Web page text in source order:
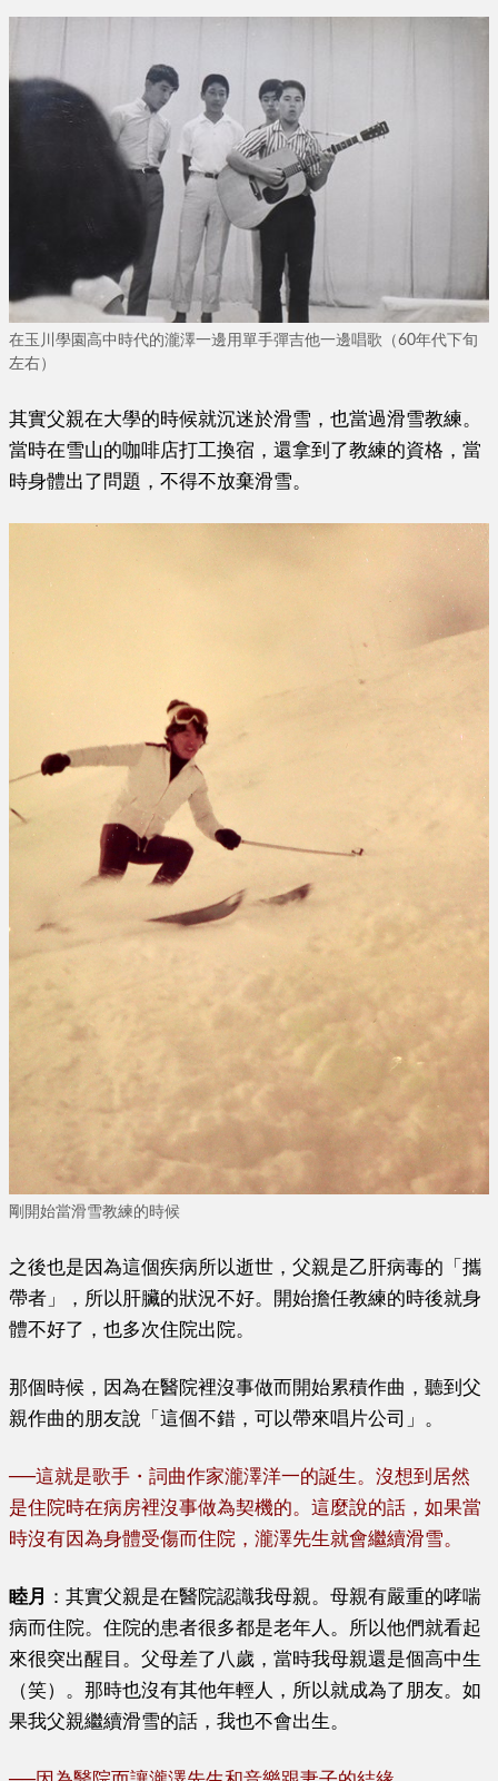
在玉川學園高中時代的瀧澤一邊用單手彈吉他一邊唱歌（60年代下旬
左右）
其實父親在大學的時候就沉迷於滑雪，也當過滑雪教練。
當時在雪山的咖啡店打工換宿，還拿到了教練的資格，當
時身體出了問題，不得不放棄滑雪。
剛開始當滑雪教練的時候
之後也是因為這個疾病所以逝世，父親是乙肝病毒的「攜
帶者」，所以肝臟的狀況不好。開始擔任教練的時後就身
體不好了，也多次住院出院。
那個時候，因為在醫院裡沒事做而開始累積作曲，聽到父
親作曲的朋友說「這個不錯，可以帶來唱片公司」。
──這就是歌手 ・詞曲作家瀧澤洋一的誕生。沒想到居然
是住院時在病房裡沒事做為契機的。這麼說的話，如果當
時沒有因為身體受傷而住院，瀧澤先生就會繼續滑雪。
睦月
：其實父親是在醫院認識我母親。母親有嚴重的哮喘
病而住院。住院的患者很多都是老年人。所以他們就看起
來很突出醒目。父母差了八歲，當時我母親還是個高中生
（笑）。那時也沒有其他年輕人，所以就成為了朋友。如
果我父親繼續滑雪的話，我也不會出生。